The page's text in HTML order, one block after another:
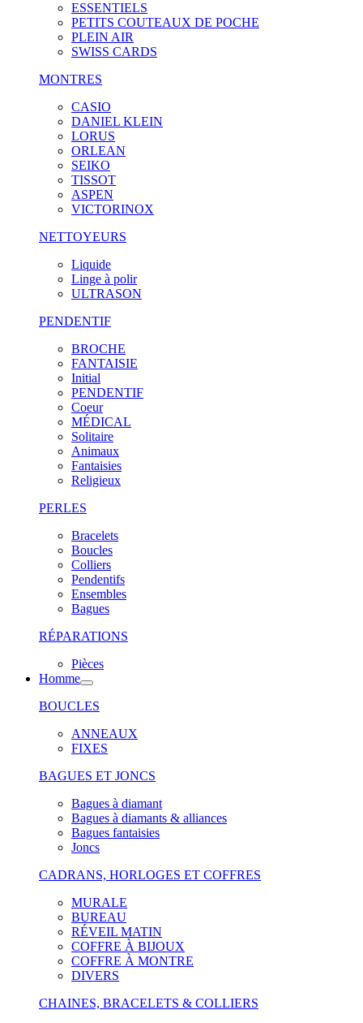
ESSENTIELS
PETITS COUTEAUX DE POCHE
PLEIN AIR
SWISS CARDS
MONTRES
CASIO
DANIEL KLEIN
LORUS
ORLEAN
SEIKO
TISSOT
ASPEN
VICTORINOX
NETTOYEURS
Liquide
Linge à polir
ULTRASON
PENDENTIF
BROCHE
FANTAISIE
Initial
PENDENTIF
Coeur
MÉDICAL
Solitaire
Animaux
Fantaisies
Religieux
PERLES
Bracelets
Boucles
Colliers
Pendentifs
Ensembles
Bagues
RÉPARATIONS
Pièces
Homme
BOUCLES
ANNEAUX
FIXES
BAGUES ET JONCS
Bagues à diamant
Bagues à diamants & alliances
Bagues fantaisies
Joncs
CADRANS, HORLOGES ET COFFRES
MURALE
BUREAU
RÉVEIL MATIN
COFFRE À BIJOUX
COFFRE À MONTRE
DIVERS
CHAINES, BRACELETS & COLLIERS